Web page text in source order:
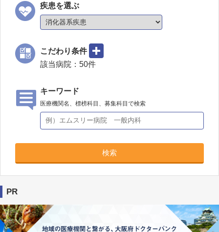
疾患を選ぶ
こだわり条件
該当病院： 50件
キーワード
医療機関名、標榜科目、募集科目で検索
検索
PR